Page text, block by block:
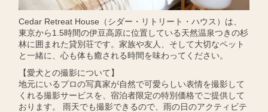
Cedar Retreat House（シダー・リトリート・ハウス）は、
東京から1.5時間の伊豆高原に位置している天然温泉つきの杉
林に囲まれた貸別荘です。家族や友人、そして大切なペット
と一緒に、心も体も癒される時間を味わってください。
【愛犬との撮影について】
地元にいるプロの写真家が自然で可愛らしい表情を撮影して
くれる撮影サービスを、宿泊者限定の特別価格でご提供して
おります。 雨天でも撮影できるので、雨の日のアクティビテ